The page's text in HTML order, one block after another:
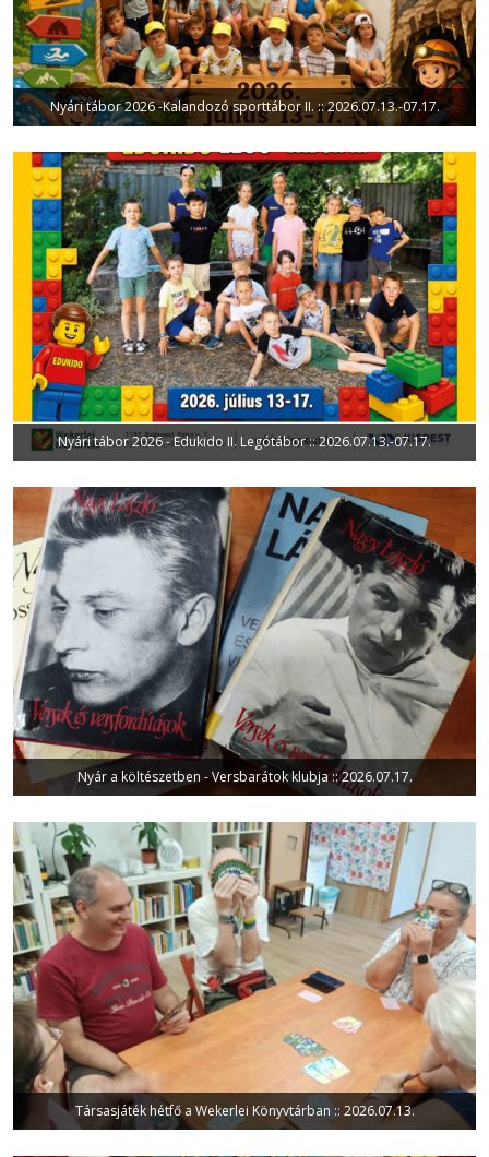
Nyári tábor 2026 -Kalandozó sporttábor II. :: 2026.07.13.-07.17.
Nyári tábor 2026 - Edukido II. Legótábor :: 2026.07.13.-07.17.
Nyár a költészetben - Versbarátok klubja :: 2026.07.17.
Társasjáték hétfő a Wekerlei Könyvtárban :: 2026.07.13.